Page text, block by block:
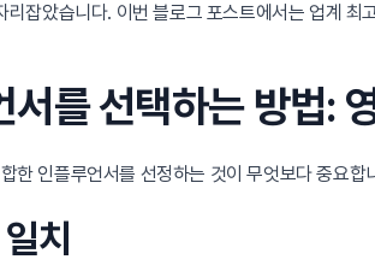
잡았습니다. 이번 블로그 포스트에서는 업계
서를 선택하는 방법:
한 인플루언서를 선정하는 것이 무엇보다 중요
치